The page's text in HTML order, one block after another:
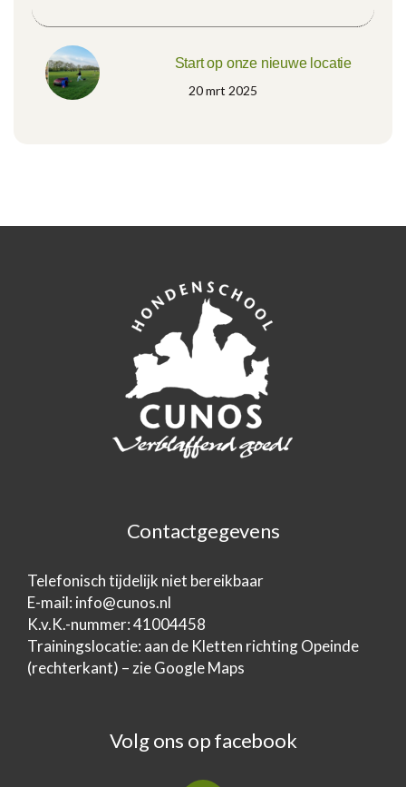
Start op onze nieuwe locatie
20 mrt 2025
Contactgegevens
Telefonisch tijdelijk niet bereikbaar
E-mail: info@cunos.nl
K.v.K.-nummer: 41004458
Trainingslocatie: aan de Kletten richting Opeinde
(rechterkant) – zie Google Maps
Volg ons op facebook